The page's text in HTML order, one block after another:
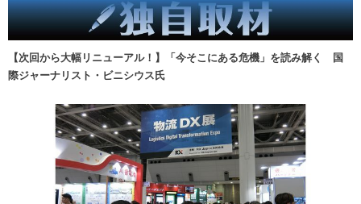
【次回から大幅リニューアル！】「今そこにある危機」を読み解く 国
際ジャーナリスト・ビニシウス氏